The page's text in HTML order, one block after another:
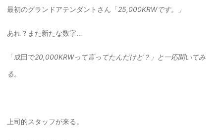
最初のグランドアテンダントさん「25,000KRWです。」
あれ？また新たな数字…
「成田で20,000KRWって言ってたんだけど？」と一応聞いてみ
る。
上司的スタッフが来る。